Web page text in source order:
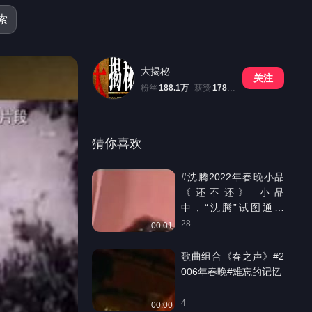
大揭秘
粉丝 188.1万 获赞178.6万
关注
猜你喜欢
00:01
#沈腾2022年春晚小品
《还不还》 小品
中，“沈腾”试图通过
与“马丽”假离婚“净身出
院执行，在最后则被动
之以情，表示愿意归
晚小品 #回忆经典
28
00:00
歌曲组合《春之声》#2
006年春晚#难忘的记忆
4